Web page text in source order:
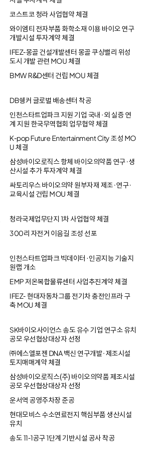
코스트코 청라 사업협약 체결
와이엠티 전자부품 화학소재 이용 바이오 연구
개발시설 투자계약 체결
IFEZ-몽골 건설개발센터 몽골 쿠싱밸리 위성
도시 개발 관련 MOU 체결
BMW R&D센터 건립 MOU 체결
DB쉥커 글로벌 배송센터 착공
인천스타트업파크 지원 기업 국내·외 실증 연
계 지원 한국무역협회 업무협약 체결
K-pop Future Entertainment City 조성 MO
U 체결
삼성바이오로직스 항체 바이오의약품 연구·생
산시설 추가 투자계약 체결
싸토리우스 바이오의약 원부자재 제조·연구·
교육시설 건립 MOU 체결
청라국제업무단지 1차 사업협약 체결
300리 자전거 이음길 조성 선포
인천스타트업파크 빅데이터·인공지능 기술지
원랩 개소
EMP 저온복합물류센터 사업추진계약 체결
IFEZ- 현대자동차그룹 전기차 충전인프라 구
축 MOU 체결
SK바이오사이언스 송도 유수 기업 연구소 유치
공모 우선협상대상자 선정
㈜에스엘포젠 DNA 백신 연구개발·제조시설
토지매매계약 체결
삼성바이오로직스(주) 바이오의약품 제조시설
공모 우선협상대상자 선정
운서역 공영주차장 준공
현대모비스 수소연료전지 핵심부품 생산시설
유치
송도 11-1공구 1단계 기반시설 공사 착공